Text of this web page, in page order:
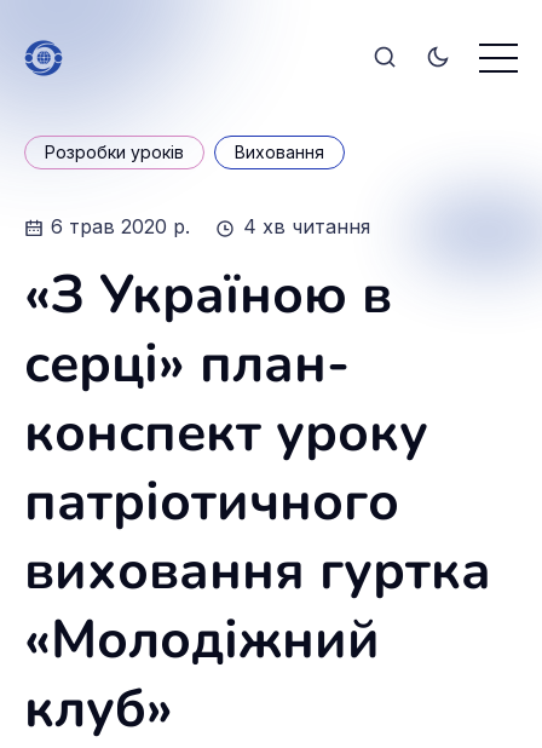
Розробки уроків Виховання
6 трав 2020 р. 4 хв читання
«З Україною в
серці» план-
конспект уроку
патріотичного
виховання гуртка
«Молодіжний
клуб»